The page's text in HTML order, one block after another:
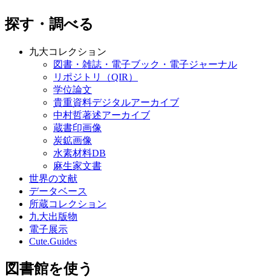
探す・調べる
九大コレクション
図書・雑誌・電子ブック・電子ジャーナル
リポジトリ（QIR）
学位論文
貴重資料デジタルアーカイブ
中村哲著述アーカイブ
蔵書印画像
炭鉱画像
水素材料DB
麻生家文書
世界の文献
データベース
所蔵コレクション
九大出版物
電子展示
Cute.Guides
図書館を使う